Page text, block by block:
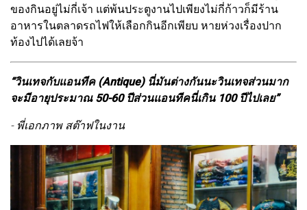
ของกินอยู่ไม่กี่เจ้า แต่พ้นประตูงานไปเพียงไม่กี่ก้าวก็มีร้าน
อาหารในตลาดรถไฟให้เลือกกินอีกเพียบ หายห่วงเรื่องปาก
ท้องไปได้เลยจ้า
“วินเทจกับแอนทีค (Antique) นี่มันต่างกันนะวินเทจส่วนมาก
จะมีอายุประมาณ 50-60 ปีส่วนแอนทีคนี่เกิน 100 ปีไปเลย”
- พี่เอกภาพ สต๊าฟในงาน